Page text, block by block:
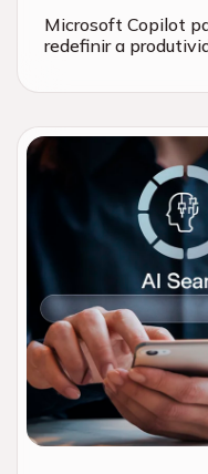
Microsoft Copilot
redefinir a